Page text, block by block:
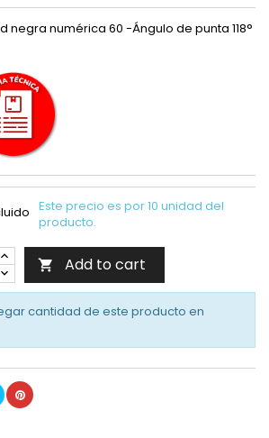
negra numérica 60 -Ángulo de punta 118°
Este precio es por 10 unidad del
producto.
 Add to cart
cantidad de este producto en